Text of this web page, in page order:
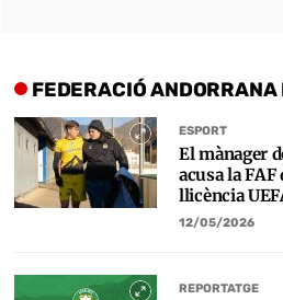
FEDERACIÓ ANDORRANA
ESPORT
El mànager
acusa la
llicència
12/05/2026
REPORTATGE